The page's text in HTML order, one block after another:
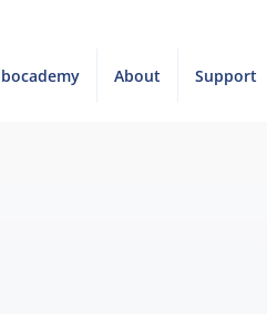
bocademy About Support